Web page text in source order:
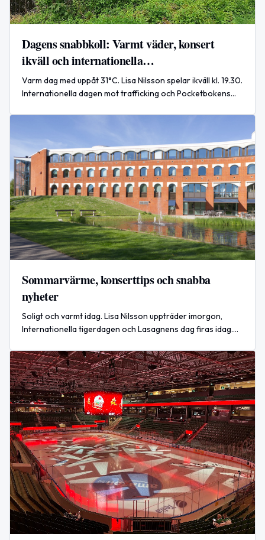
Dagens snabbkoll: Varmt väder, konsert
ikväll och internationella
uppmärksammanden
Varm dag med uppåt 31°C. Lisa Nilsson spelar ikväll kl. 19.30.
Internationella dagen mot trafficking och Pocketbokens
Sommarvärme, konserttips och snabba
nyheter
Soligt och varmt idag. Lisa Nilsson uppträder imorgon,
Internationella tigerdagen och Lasagnens dag firas idag.
rapporteras.